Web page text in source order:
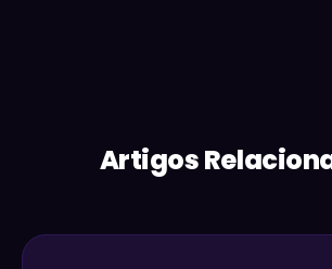
Artigos